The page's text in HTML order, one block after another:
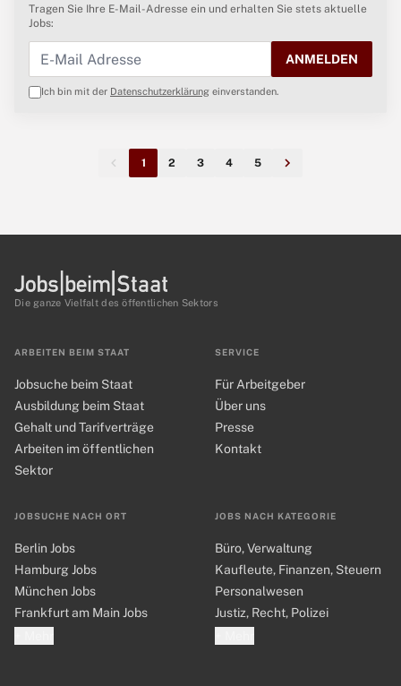
Tragen Sie Ihre E-Mail-Adresse ein und erhalten Sie stets aktuelle
Jobs:
ANMELDEN
Ich bin mit der Datenschutzerklärung einverstanden.
1 2 3 4 5
Die ganze Vielfalt des öffentlichen Sektors
ARBEITEN BEIM STAAT
Jobsuche beim Staat
Ausbildung beim Staat
Gehalt und Tarifverträge
Arbeiten im öffentlichen
Sektor
JOBSUCHE NACH ORT
Berlin Jobs
Hamburg Jobs
München Jobs
Frankfurt am Main Jobs
JOBS NACH KATEGORIE
Büro, Verwaltung
Kaufleute, Finanzen, Steuern
Personalwesen
Justiz, Recht, Polizei
SERVICE
Für Arbeitgeber
Über uns
Presse
Kontakt